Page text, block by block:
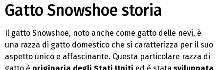
Gatto Snowshoe storia
Il gatto Snowshoe, noto anche come gatto delle nevi, è
una razza di gatto domestico che si caratterizza per il suo
aspetto unico e affascinante. Questa particolare razza di
gatto è originaria degli Stati Uniti ed è stata sviluppata